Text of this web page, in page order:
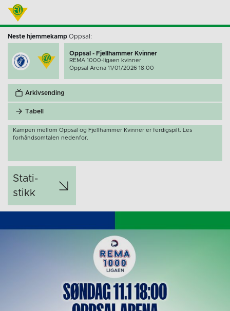
Neste hjemmekamp Oppsal:
Oppsal - Fjellhammer Kvinner
REMA 1000-ligaen kvinner
Oppsal Arena 11/01/2026 18:00
Arkivsending
Tabell
Kampen mellom Oppsal og Fjellhammer Kvinner er ferdigspilt. Les
forhåndsomtalen nedenfor.
Stati­
stikk